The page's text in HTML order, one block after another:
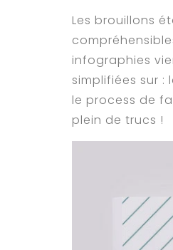
Les brouillons
infographies
simplifiées sur
le process de
plein de trucs !